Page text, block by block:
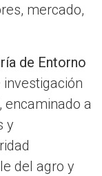
mercado,
de Entorno
encaminado a
y
del agro y